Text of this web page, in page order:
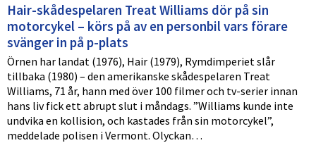
Hair-skådespelaren Treat Williams dör på sin
motorcykel – körs på av en personbil vars förare
svänger in på p-plats
Örnen har landat (1976), Hair (1979), Rymdimperiet slår
tillbaka (1980) – den amerikanske skådespelaren Treat
Williams, 71 år, hann med över 100 filmer och tv-serier innan
hans liv fick ett abrupt slut i måndags. ”Williams kunde inte
undvika en kollision, och kastades från sin motorcykel”,
meddelade polisen i Vermont. Olyckan…